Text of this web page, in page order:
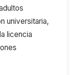
universitaria,
licencia